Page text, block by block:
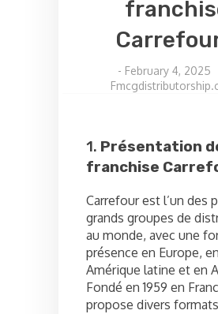
- February 4, 2025
1. Présentation
franchise
Carrefour est l’un des
grands groupes de
au monde, avec une
présence en Europe, en
Amérique latine et en
Fondé en 1959 en
propose divers